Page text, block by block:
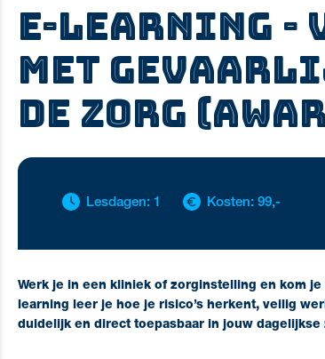
E-learning -
met
de zorg
Lesdagen: 1 Kosten: 99,-
Werk je in een kliniek of zorginstelling en kom
learning leer je hoe je risico’s herkent, veilig
duidelijk en direct toepasbaar in jouw dagelijkse